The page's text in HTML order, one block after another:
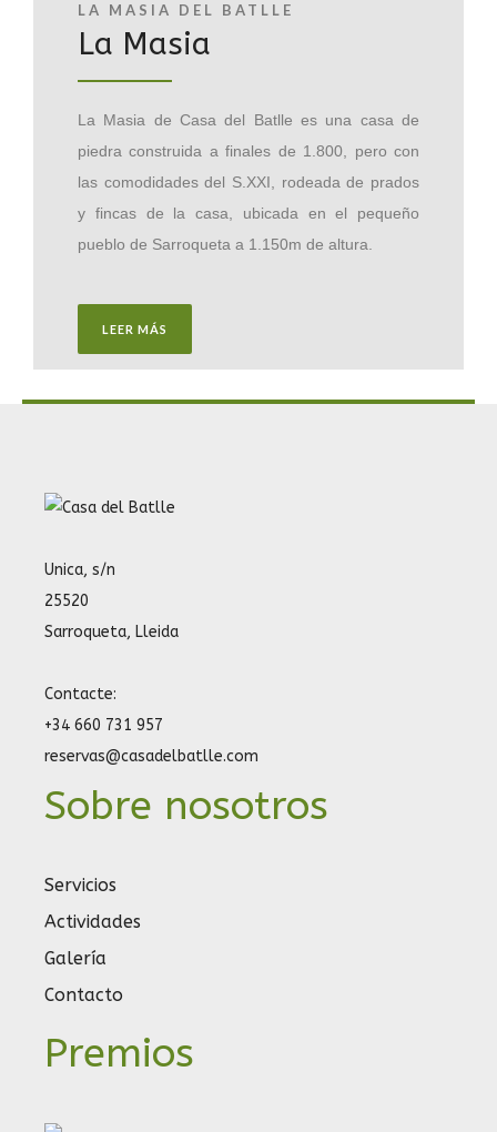
LA MASIA DEL BATLLE
La Masia
La Masia de Casa del Batlle es una casa de
piedra construida a finales de 1.800, pero con
las comodidades del S.XXI, rodeada de prados
y fincas de la casa, ubicada en el pequeño
pueblo de Sarroqueta a 1.150m de altura.
LEER MÁS
Unica, s/n
25520
Sarroqueta, Lleida
Contacte:
+34 660 731 957
reservas@casadelbatlle.com
Sobre nosotros
Servicios
Actividades
Galería
Contacto
Premios